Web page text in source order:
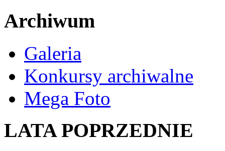
Archiwum
Galeria
Konkursy archiwalne
Mega Foto
LATA POPRZEDNIE